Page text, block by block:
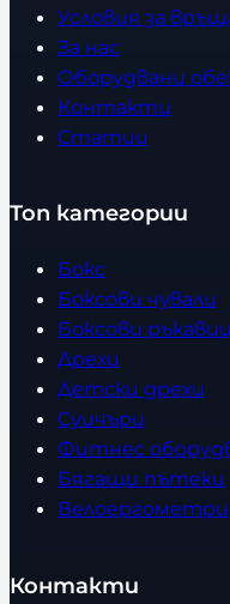
Условия за
За нас
Оборудвани
Контакти
Статии
Топ категории
Бокс
Боксови чували
Боксови
Дрехи
Детски дрехи
Суичъри
Фитнес
Бягащи пътеки
Велоергометри
Контакти